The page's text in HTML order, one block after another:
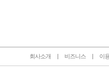
회사소개 비즈니스 이